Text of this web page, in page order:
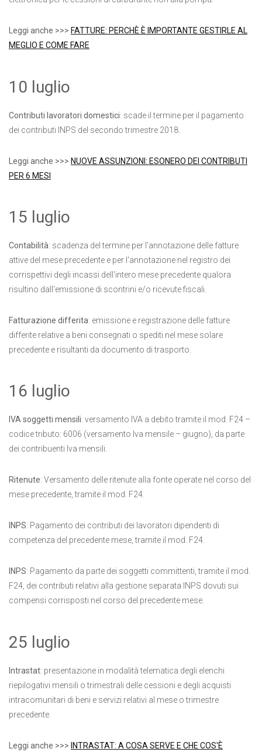
Leggi anche >>> FATTURE: PERCHÈ È IMPORTANTE GESTIRLE AL
MEGLIO E COME FARE
10 luglio
Contributi lavoratori domestici: scade il termine per il pagamento
dei contributi INPS del secondo trimestre 2018.
Leggi anche >>> NUOVE ASSUNZIONI: ESONERO DEI CONTRIBUTI
PER 6 MESI
15 luglio
Contabilità: scadenza del termine per l'annotazione delle fatture
attive del mese precedente e per l'annotazione nel registro dei
corrispettivi degli incassi dell'intero mese precedente qualora
risultino dall'emissione di scontrini e/o ricevute fiscali.
Fatturazione differita: emissione e registrazione delle fatture
differite relative a beni consegnati o spediti nel mese solare
precedente e risultanti da documento di trasporto.
16 luglio
IVA soggetti mensili: versamento IVA a debito tramite il mod. F24 –
codice tributo: 6006 (versamento Iva mensile – giugno), da parte
dei contribuenti Iva mensili.
Ritenute: Versamento delle ritenute alla fonte operate nel corso del
mese precedente, tramite il mod. F24.
INPS: Pagamento dei contributi dei lavoratori dipendenti di
competenza del precedente mese, tramite il mod. F24.
INPS: Pagamento da parte dei soggetti committenti, tramite il mod.
F24, dei contributi relativi alla gestione separata INPS dovuti sui
compensi corrisposti nel corso del precedente mese.
25 luglio
Intrastat: presentazione in modalità telematica degli elenchi
riepilogativi mensili o trimestrali delle cessioni e degli acquisti
intracomunitari di beni e servizi relativi al mese o trimestre
precedente.
Leggi anche >>> INTRASTAT: A COSA SERVE E CHE COS'È